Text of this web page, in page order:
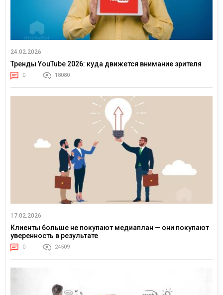
24.02.2026
Тренды YouTube 2026: куда движется внимание зрителя
0 18080
17.02.2026
Клиенты больше не покупают медиаплан — они покупают
уверенность в результате
0 24509